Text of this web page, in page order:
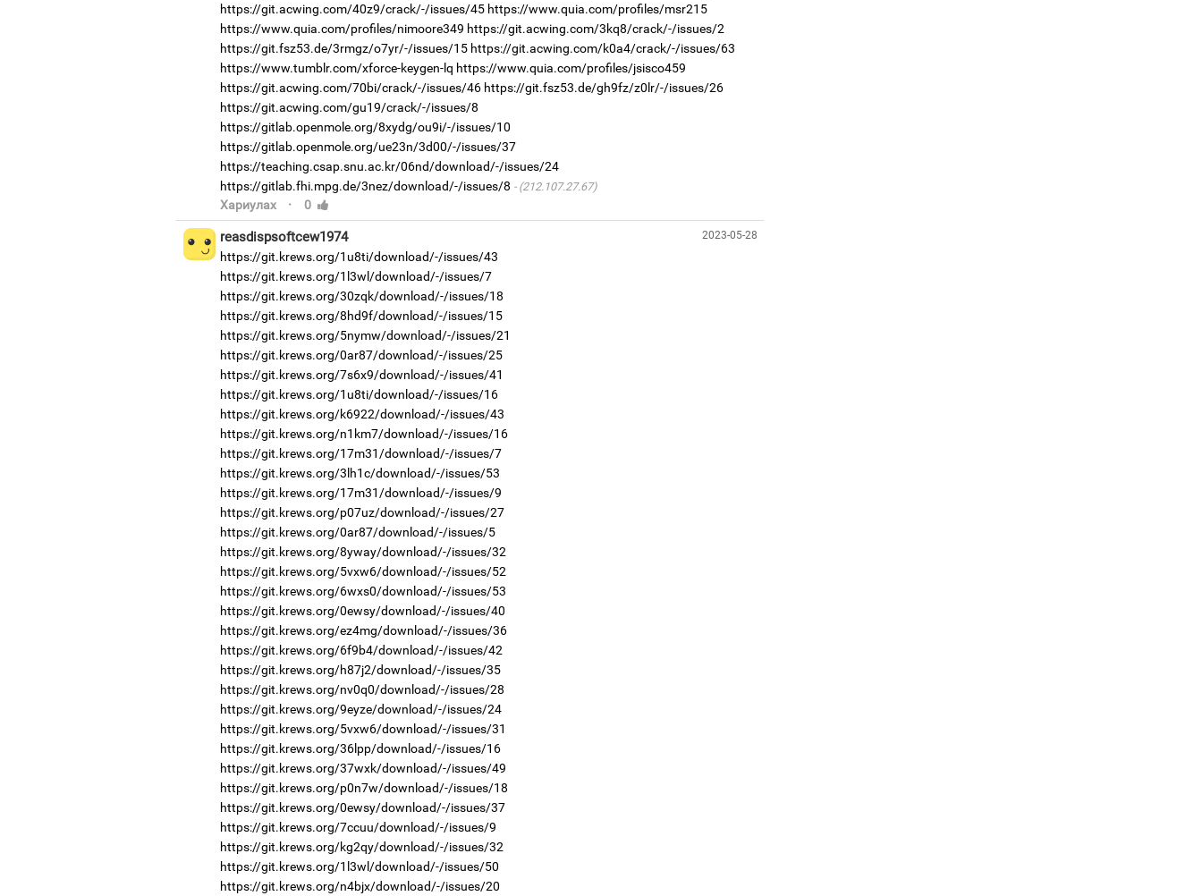
https://git.acwing.com/40z9/crack/-/issues/45 https://www.quia.com/profiles/msr215
https://www.quia.com/profiles/nimoore349 https://git.acwing.com/3kq8/crack/-/issues/2
https://git.fsz53.de/3rmgz/o7yr/-/issues/15 https://git.acwing.com/k0a4/crack/-/issues/63
https://www.tumblr.com/xforce-keygen-lq https://www.quia.com/profiles/jsisco459
https://git.acwing.com/70bi/crack/-/issues/46 https://git.fsz53.de/gh9fz/z0lr/-/issues/26
https://git.acwing.com/gu19/crack/-/issues/8
https://gitlab.openmole.org/8xydg/ou9i/-/issues/10
https://gitlab.openmole.org/ue23n/3d00/-/issues/37
https://teaching.csap.snu.ac.kr/06nd/download/-/issues/24
https://gitlab.fhi.mpg.de/3nez/download/-/issues/8
(212.107.27.67)
Хариулах · 0
2023-05-28
reasdispsoftcew1974
https://git.krews.org/1u8ti/download/-/issues/43
https://git.krews.org/1l3wl/download/-/issues/7
https://git.krews.org/30zqk/download/-/issues/18
https://git.krews.org/8hd9f/download/-/issues/15
https://git.krews.org/5nymw/download/-/issues/21
https://git.krews.org/0ar87/download/-/issues/25
https://git.krews.org/7s6x9/download/-/issues/41
https://git.krews.org/1u8ti/download/-/issues/16
https://git.krews.org/k6922/download/-/issues/43
https://git.krews.org/n1km7/download/-/issues/16
https://git.krews.org/17m31/download/-/issues/7
https://git.krews.org/3lh1c/download/-/issues/53
https://git.krews.org/17m31/download/-/issues/9
https://git.krews.org/p07uz/download/-/issues/27
https://git.krews.org/0ar87/download/-/issues/5
https://git.krews.org/8yway/download/-/issues/32
https://git.krews.org/5vxw6/download/-/issues/52
https://git.krews.org/6wxs0/download/-/issues/53
https://git.krews.org/0ewsy/download/-/issues/40
https://git.krews.org/ez4mg/download/-/issues/36
https://git.krews.org/6f9b4/download/-/issues/42
https://git.krews.org/h87j2/download/-/issues/35
https://git.krews.org/nv0q0/download/-/issues/28
https://git.krews.org/9eyze/download/-/issues/24
https://git.krews.org/5vxw6/download/-/issues/31
https://git.krews.org/36lpp/download/-/issues/16
https://git.krews.org/37wxk/download/-/issues/49
https://git.krews.org/p0n7w/download/-/issues/18
https://git.krews.org/0ewsy/download/-/issues/37
https://git.krews.org/7ccuu/download/-/issues/9
https://git.krews.org/kg2qy/download/-/issues/32
https://git.krews.org/1l3wl/download/-/issues/50
https://git.krews.org/n4bjx/download/-/issues/20